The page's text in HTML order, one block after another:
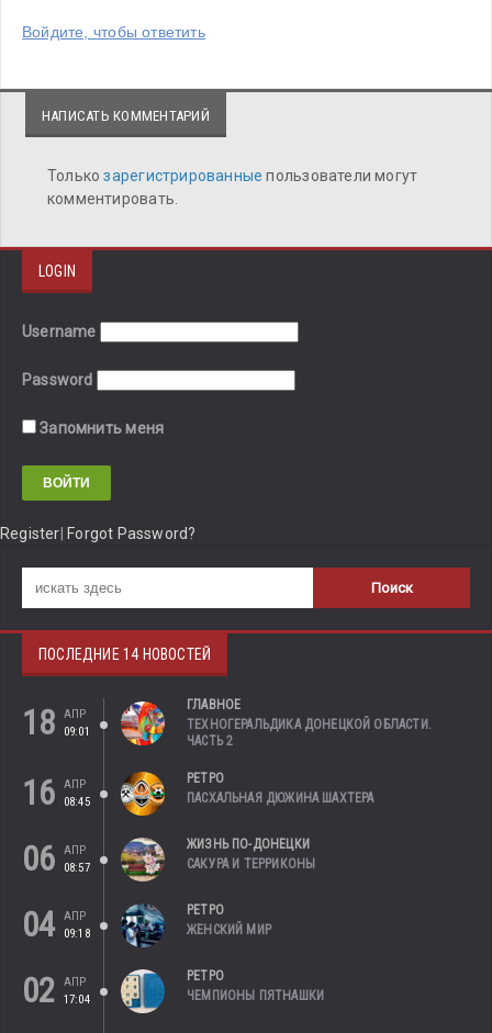
Войдите, чтобы ответить
НАПИСАТЬ КОММЕНТАРИЙ
Толькозарегистрированныепользователи могут
комментировать.
LOGIN
Username
Password
Запомнить меня
Register Forgot Password?
ПОСЛЕДНИЕ 14 НОВОСТЕЙ
18
АПР
09:01
ГЛАВНОЕ
ТЕХНОГЕРАЛЬДИКА ДОНЕЦКОЙ ОБЛАСТИ.
ЧАСТЬ 2
16
АПР
08:45
РЕТРО
ПАСХАЛЬНАЯ ДЮЖИНА ШАХТЕРА
06
АПР
08:57
ЖИЗНЬ ПО-ДОНЕЦКИ
САКУРА И ТЕРРИКОНЫ
04 АПР
09:18
РЕТРО
ЖЕНСКИЙ МИР
02
АПР
17:04
РЕТРО
ЧЕМПИОНЫ ПЯТНАШКИ